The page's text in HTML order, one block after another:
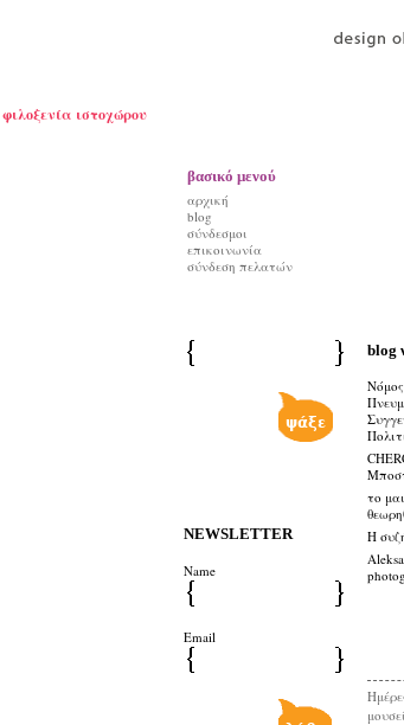
φιλοξενία ιστοχώρου
βασικό μενού
αρχική
blog
σύνδεσμοι
επικοινωνία
σύνδεση πελατών
ΝΕWSLETTER
Name
Email
blog
το
Η